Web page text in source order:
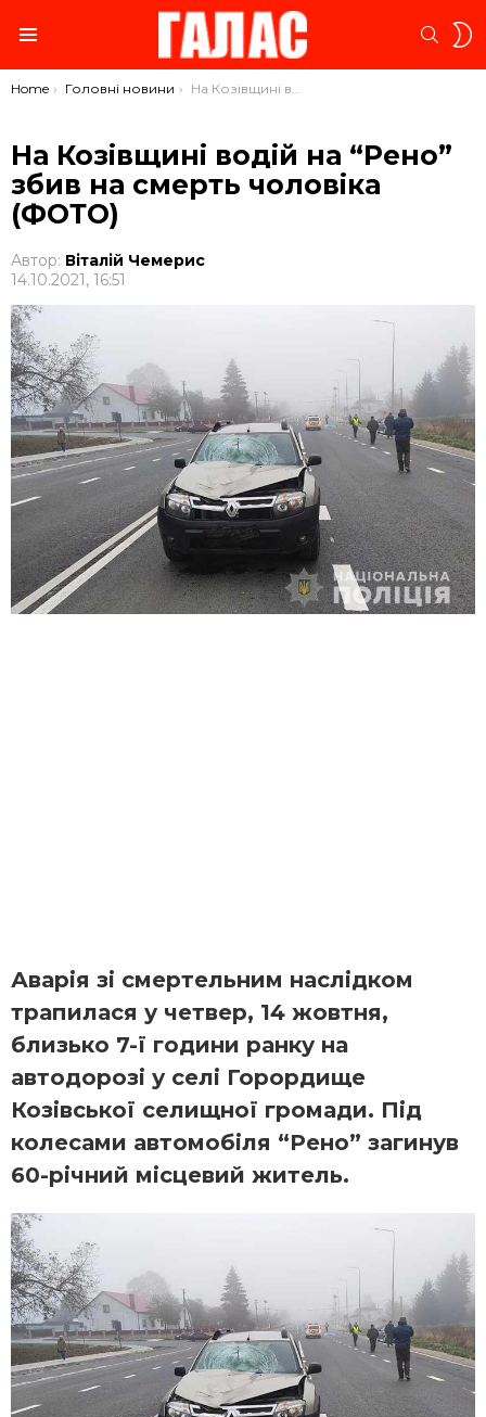
You are here:
Home Головні новини На Козівщині водій на “Рено” збив на смерть чоловіка (ФОТО)
На Козівщині водій на “Рено”
збив на смерть чоловіка
(ФОТО)
Автор: Віталій Чемерис
14.10.2021, 16:51
Аварія зі смертельним наслідком
трапилася у четвер, 14 жовтня,
близько 7-ї години ранку на
автодорозі у селі Горордище
Козівської селищної громади. Під
колесами автомобіля “Рено” загинув
60-річний місцевий житель.